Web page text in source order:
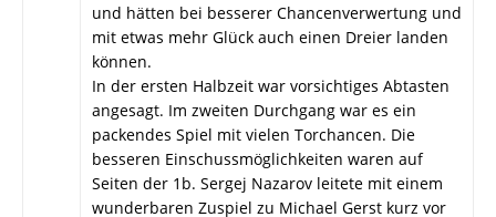
und hätten bei besserer Chancenverwertung und
mit etwas mehr Glück auch einen Dreier landen
können.
In der ersten Halbzeit war vorsichtiges Abtasten
angesagt. Im zweiten Durchgang war es ein
packendes Spiel mit vielen Torchancen. Die
besseren Einschussmöglichkeiten waren auf
Seiten der 1b. Sergej Nazarov leitete mit einem
wunderbaren Zuspiel zu Michael Gerst kurz vor